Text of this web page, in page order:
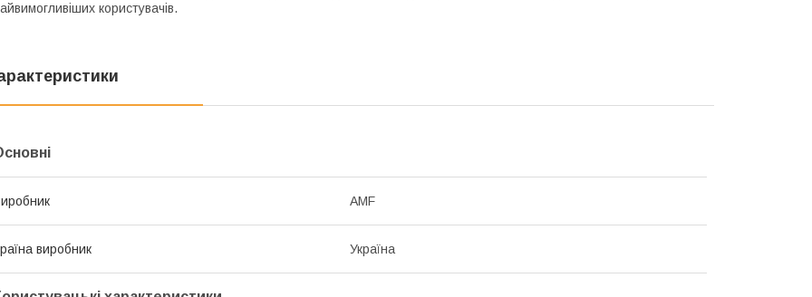
користувачів.
AMF
виробник Україна